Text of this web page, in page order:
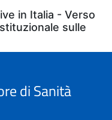
in Italia - Verso
sulle
di Sanità